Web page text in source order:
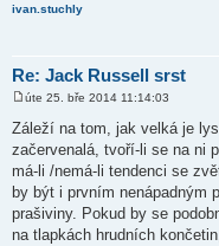
k
ivan.stuchly
Re: Jack Russell srst
ř
í
s
p
ě
v
k
úte 25. bře 2014 11:14:03
Záleží na tom, jak velká je
začervenalá, tvoří-li se na ni
má-li /nemá-li tendenci se
by být i prvním nenápadným
prašiviny. Pokud by se
na tlapkách hrudních